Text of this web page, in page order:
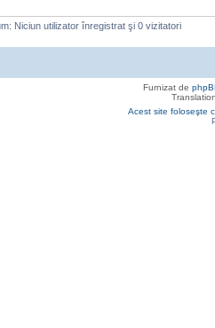
Niciun utilizator înregistrat şi 0 vizitatori
Furnizat de
Acest site foloseşte